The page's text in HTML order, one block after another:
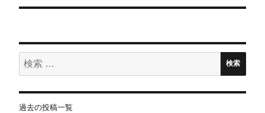
ン
検
索:
検索
過去の投稿一覧